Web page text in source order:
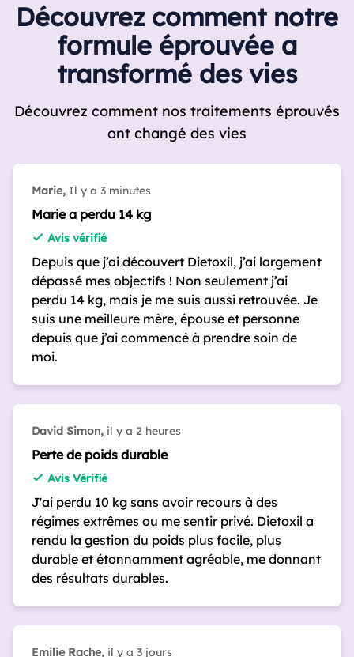
Découvrez comment notre
formule éprouvée a
transformé des vies
Découvrez comment nos traitements éprouvés
ont changé des vies
Marie, Il y a 3 minutes
Marie a perdu 14 kg
Avis vérifié
Depuis que j’ai découvert Dietoxil, j’ai largement
dépassé mes objectifs ! Non seulement j’ai
perdu 14 kg, mais je me suis aussi retrouvée. Je
suis une meilleure mère, épouse et personne
depuis que j’ai commencé à prendre soin de
moi.
David Simon, il y a 2 heures
Perte de poids durable
Avis Vérifié
J'ai perdu 10 kg sans avoir recours à des
régimes extrêmes ou me sentir privé. Dietoxil a
rendu la gestion du poids plus facile, plus
durable et étonnamment agréable, me donnant
des résultats durables.
Emilie Rache, il y a 3 jours